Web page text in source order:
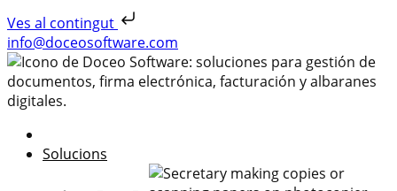
Ves al contingut
Skip to content
info@doceosoftware.com
Solucions